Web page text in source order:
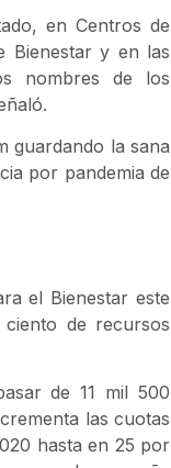
en Centros de
Bienestar y en las
nombres de los
guardando la sana
por pandemia de
el Bienestar este
de recursos
de 11 mil 500
las cuotas
hasta en 25 por